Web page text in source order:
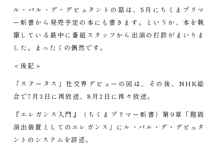
ル・バル・デ・デビュタントの話は、5月にちくまプリマ
ー新書から発売予定の本にも書きます。というか、本を執
筆している最中に番組スタッフから出演の打診がまいりま
した。まったくの偶然です。
＜後記＞
「ステータス」社交界デビューの回は、その後、NHK総
合で7月3日に再放送、8月2日に再々放送。
『エレガンス入門』（ちくまプリマー新書）第9章「階級
演出装置としてのエレガンス」にル・バル・デ・デビュタ
ントのシステムを詳述。